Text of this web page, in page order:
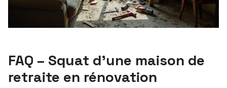
FAQ – Squat d’une maison de
retraite en rénovation